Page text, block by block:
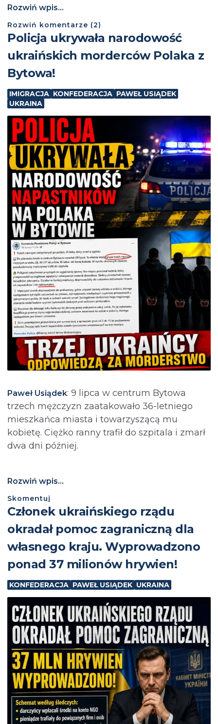
Rozwiń wpis...
Rozwiń komentarze (2)
Policja ukrywała narodowość
ukraińskich morderców Polaka z
Bytowa!
IMIGRACJA KONFEDERACJA PAWEŁ USIĄDEK
UKRAINA
Paweł Usiądek: 9 lipca w centrum Bytowa
trzech mężczyzn zaatakowało 36-letniego
mieszkańca miasta i towarzyszącą mu
kobietę. Ciężko ranny trafił do szpitala i zmarł
dwa dni później.
Rozwiń wpis...
Skomentuj
Członek ukraińskiego rządu
okradał pomoc zagraniczną dla
własnego kraju. Wyprowadzono
ponad 37 milionów hrywien!
KONFEDERACJA PAWEŁ USIĄDEK UKRAINA